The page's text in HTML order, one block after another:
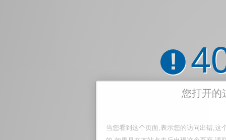
!
您打开的
当您看到这个页面,表示您的访问出错,这